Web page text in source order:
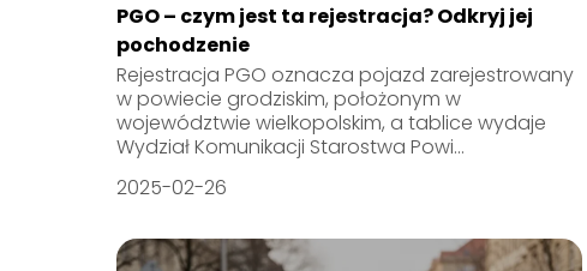
PGO – czym jest ta rejestracja? Odkryj jej
pochodzenie
Rejestracja PGO oznacza pojazd zarejestrowany
w powiecie grodziskim, położonym w
województwie wielkopolskim, a tablice wydaje
Wydział Komunikacji Starostwa Powi...
2025-02-26